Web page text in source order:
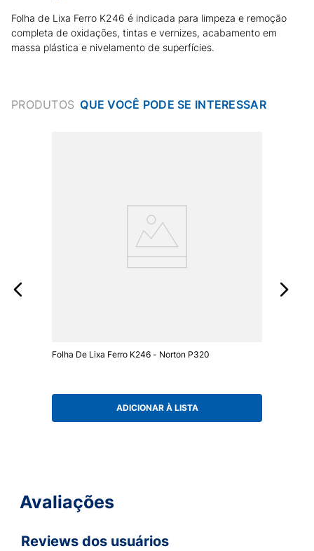
Folha de Lixa Ferro K246 é indicada para limpeza e remoção
completa de oxidações, tintas e vernizes, acabamento em
massa plástica e nivelamento de superfícies.
PRODUTOS
Folha De Lixa Ferro K246 - Norton P320
ADICIONAR À LISTA
Avaliações
Reviews dos usuários